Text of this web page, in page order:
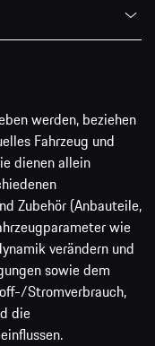
werden, beziehen
Fahrzeug und
dienen allein
Zubehör (Anbauteile,
wie
verändern und
sowie dem
Stromverbrauch,
die